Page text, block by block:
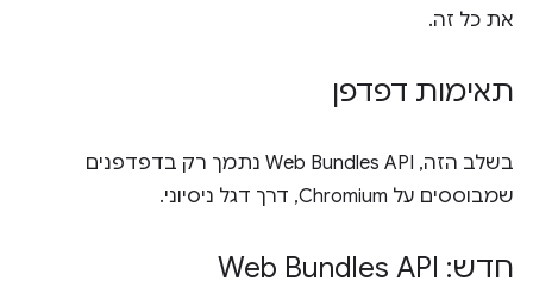
את כל זה.
תאימות דפדפן
בשלב הזה, Web Bundles API נתמך רק בדפדפנים
שמבוססים על Chromium, דרך דגל ניסיוני.
חדש: Web Bundles API